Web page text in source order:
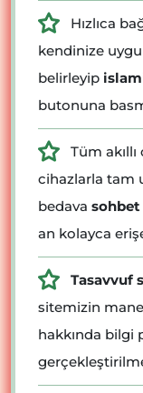
Hızlıca
kendinize
belirleyip
butonuna
Tüm
cihazlarla tam
bedava
an kolayca
Tasavvuf
sitemizin
hakkında bilgi